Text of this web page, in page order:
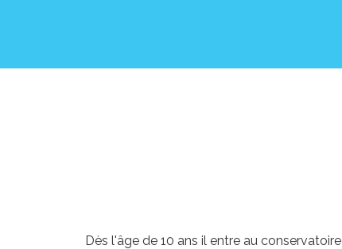
Dès l'âge de 10 ans il entre au